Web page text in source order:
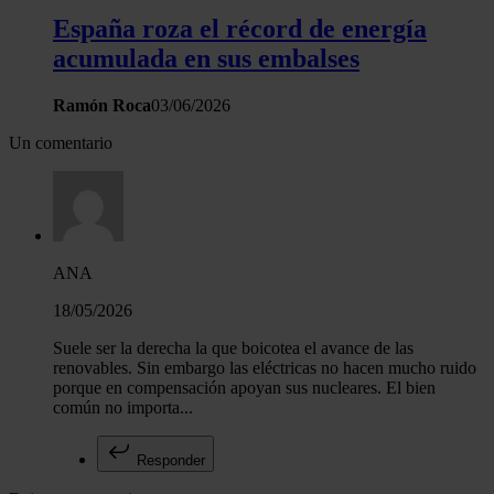
España roza el récord de energía
acumulada en sus embalses
Ramón Roca03/06/2026
Un comentario
ANA
18/05/2026
Suele ser la derecha la que boicotea el avance de las
renovables. Sin embargo las eléctricas no hacen mucho ruido
porque en compensación apoyan sus nucleares. El bien
común no importa...
Responder